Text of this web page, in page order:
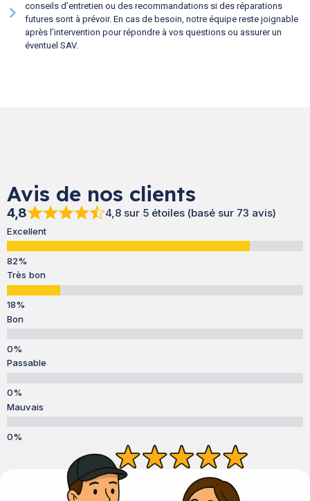
conseils d’entretien ou des recommandations si des réparations
futures sont à prévoir. En cas de besoin, notre équipe reste joignable
après l’intervention pour répondre à vos questions ou assurer un
éventuel SAV.
Avis de nos clients
4,8 4,8 sur 5 étoiles (basé sur 73 avis)
Excellent
Très bon
Bon
Passable
Mauvais